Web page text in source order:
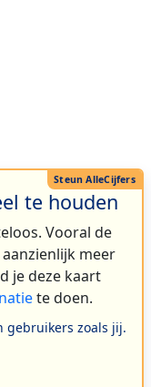
te houden
Vooral de
meer
je deze kaart
te doen.
gebruikers zoals jij.